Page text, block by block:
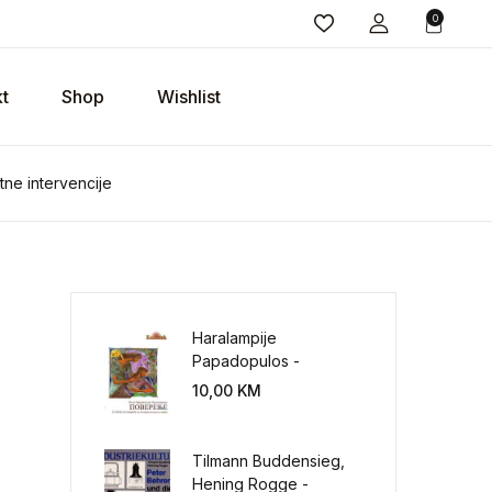
0
Shop Wishlist
intervencije
Haralampije
Papadopulos -
Poverenje: sloboda od
10,00 KM
Tilmann Buddensieg,
Hening Rogge -